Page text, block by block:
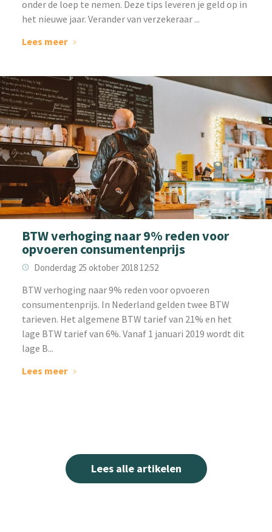
onder de loep te nemen. Deze tips leveren je geld op in
het nieuwe jaar. Verander van verzekeraar ...
Lees meer
BTW verhoging naar 9% reden voor
opvoeren consumentenprijs
Donderdag 25 oktober 2018 12:52
BTW verhoging naar 9% reden voor opvoeren
consumentenprijs. In Nederland gelden twee BTW
tarieven. Het algemene BTW tarief van 21% en het
lage BTW tarief van 6%. Vanaf 1 januari 2019 wordt dit
lage B...
Lees meer
Lees alle artikelen